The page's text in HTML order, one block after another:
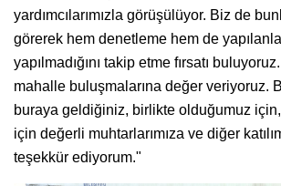
yardımcılarımızla görüşülüyor. Biz de
görerek hem denetleme hem de
yapılmadığını takip etme fırsatı
mahalle buluşmalarına değer veriyoruz.
buraya geldiğiniz, birlikte olduğumuz için,
için değerli muhtarlarımıza ve diğer
teşekkür ediyorum."